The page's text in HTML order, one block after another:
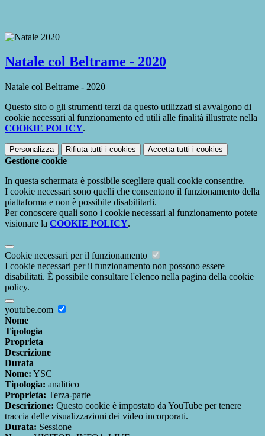
Natale col Beltrame - 2020
Natale col Beltrame - 2020
Questo sito o gli strumenti terzi da questo utilizzati si avvalgono di
cookie necessari al funzionamento ed utili alle finalità illustrate nella
COOKIE POLICY.
Personalizza Rifiuta tutti i cookies Accetta tutti i cookies
Gestione cookie
In questa schermata è possibile scegliere quali cookie consentire.
I cookie necessari sono quelli che consentono il funzionamento della
piattaforma e non è possibile disabilitarli.
Per conoscere quali sono i cookie necessari al funzionamento potete
visionare la COOKIE POLICY.
Cookie necessari per il funzionamento
I cookie necessari per il funzionamento non possono essere
disabilitati. È possibile consultare l'elenco nella pagina della cookie
policy.
youtube.com
Nome
Tipologia
Proprieta
Descrizione
Durata
Nome: YSC
Tipologia: analitico
Proprieta: Terza-parte
Descrizione: Questo cookie è impostato da YouTube per tenere
traccia delle visualizzazioni dei video incorporati.
Durata: Sessione